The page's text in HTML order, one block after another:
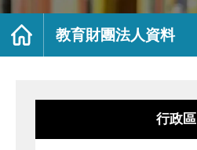
局
法
首
教育財團法人資料
行政區